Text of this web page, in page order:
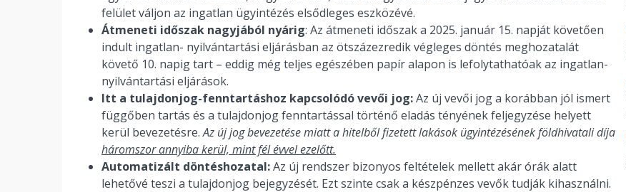
felület váljon az ingatlan ügyintézés elsődleges eszközévé.
Átmeneti időszak nagyjából nyárig: Az átmeneti időszak a 2025. január 15. napját követően
indult ingatlan- nyilvántartási eljárásban az ötszázezredik végleges döntés meghozatalát
követő 10. napig tart – eddig még teljes egészében papír alapon is lefolytathatóak az ingatlan-
nyilvántartási eljárások.
Itt a tulajdonjog-fenntartáshoz kapcsolódó vevői jog:Az új vevői jog a korábban jól ismert
függőben tartás és a tulajdonjog fenntartással történő eladás tényének feljegyzése helyett
kerül bevezetésre.Az új jog bevezetése miatt a hitelből fizetett lakások ügyintézésének földhivatali díja
háromszor annyiba kerül, mint fél évvel ezelőtt.
Automatizált döntéshozatal:Az új rendszer bizonyos feltételek mellett akár órák alatt
lehetővé teszi a tulajdonjog bejegyzését. Ezt szinte csak a készpénzes vevők tudják kihasználni.